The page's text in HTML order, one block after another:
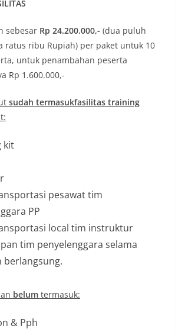
sebesar Rp 24.200.000,- (dua puluh
ratus ribu Rupiah) per paket untuk 10
untuk penambahan peserta
Rp 1.600.000,-
sudah termasukfasilitas training
kit
pesawat tim
PP
local tim instruktur
tim penyelenggara selama
berlangsung.
belum termasuk:
& Pph